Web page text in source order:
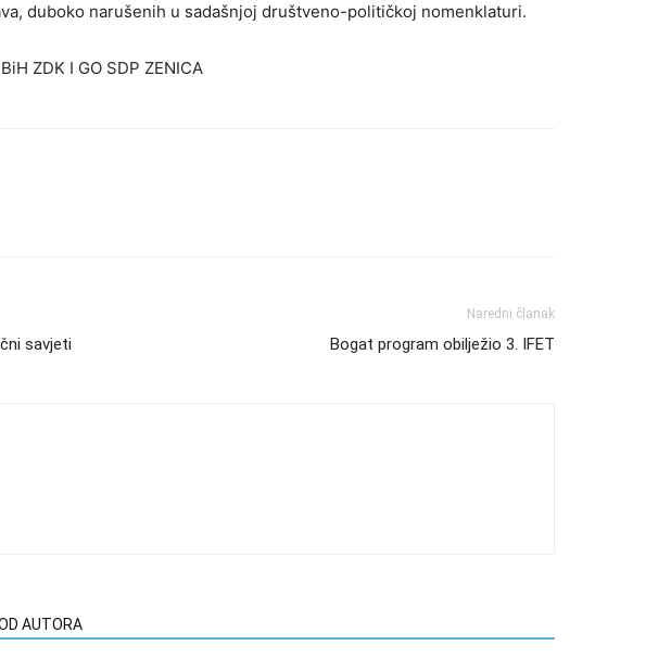
duboko narušenih u sadašnjoj društveno-političkoj nomenklaturi.
ZDK I GO SDP ZENICA
savjeti
Naredni članak
Bogat program obilježio 3. IFET
AUTORA